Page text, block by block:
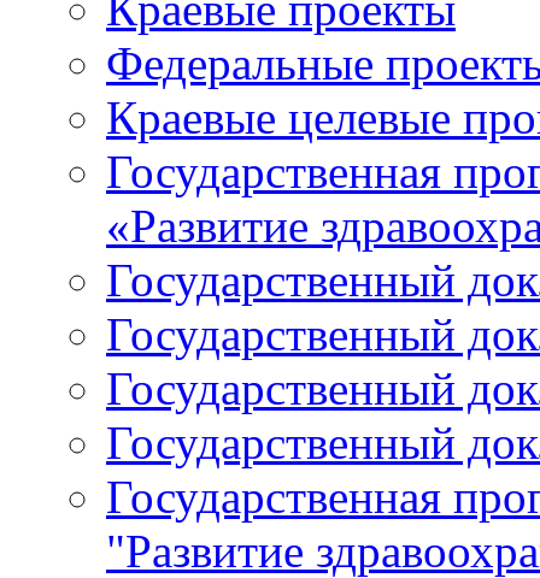
Федеральные
Краевые целевые
Государственная
«Развитие
Государственный
Государственный
Государственный
Государственный
Государственная
"Развитие